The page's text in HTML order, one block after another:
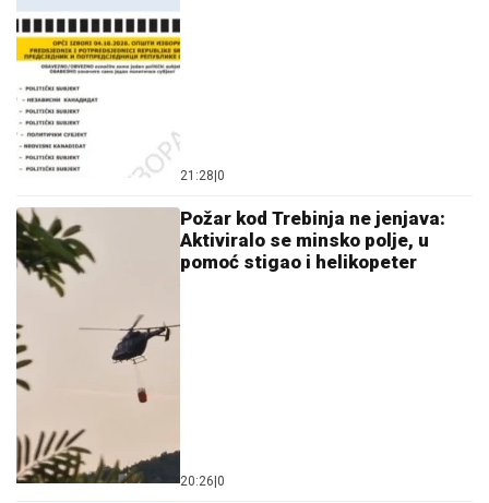
21:28|0
Požar kod Trebinja ne jenjava:
Aktiviralo se minsko polje, u
pomoć stigao i helikopeter
20:26|0